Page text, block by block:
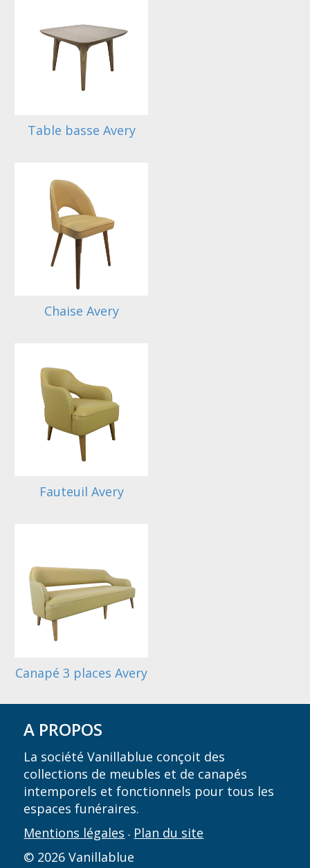
Table basse Avery
Chaise Avery
Fauteuil Avery
Canapé 3 places Avery
A PROPOS
La société Vanillablue conçoit des
collections de meubles et de canapés
intemporels et fonctionnels pour tous les
espaces funéraires.
Mentions légales - Plan du site
© 2026 Vanillablue